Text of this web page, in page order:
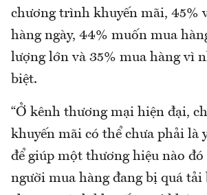
chương trình khuyến mãi, 45%
hàng ngày, 44% muốn mua
lượng lớn và 35% mua hàng vì
biệt.
“Ở kênh thương mại hiện đại,
khuyến mãi có thể chưa phải là
để giúp một thương hiệu nào
người mua hàng đang bị quá